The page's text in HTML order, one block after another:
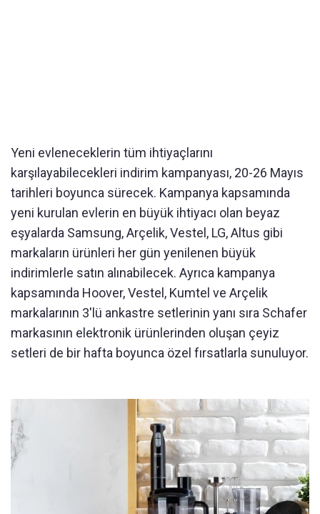
Yeni evleneceklerin tüm ihtiyaçlarını
karşılayabilecekleri indirim kampanyası, 20-26 Mayıs
tarihleri boyunca sürecek. Kampanya kapsamında
yeni kurulan evlerin en büyük ihtiyacı olan beyaz
eşyalarda Samsung, Arçelik, Vestel, LG, Altus gibi
markaların ürünleri her gün yenilenen büyük
indirimlerle satın alınabilecek. Ayrıca kampanya
kapsamında Hoover, Vestel, Kumtel ve Arçelik
markalarının 3'lü ankastre setlerinin yanı sıra Schafer
markasının elektronik ürünlerinden oluşan çeyiz
setleri de bir hafta boyunca özel fırsatlarla sunuluyor.